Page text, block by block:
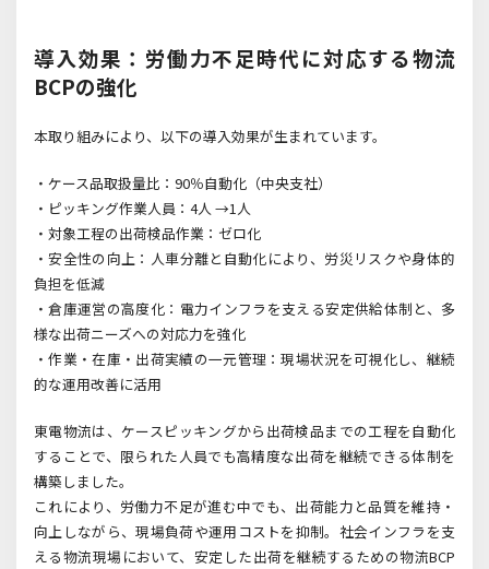
導入効果：労働力不足時代に対応する物流
BCPの強化
本取り組みにより、以下の導入効果が生まれています。
・ケース品取扱量比：90％自動化（中央支社）
・ピッキング作業人員：4人 →1人
・対象工程の出荷検品作業：ゼロ化
・安全性の向上：人車分離と自動化により、労災リスクや身体的
負担を低減
・倉庫運営の高度化：電力インフラを支える安定供給体制と、多
様な出荷ニーズへの対応力を強化
・作業・在庫・出荷実績の一元管理：現場状況を可視化し、継続
的な運用改善に活用
東電物流は、ケースピッキングから出荷検品までの工程を自動化
することで、限られた人員でも高精度な出荷を継続できる体制を
構築しました。
これにより、労働力不足が進む中でも、出荷能力と品質を維持・
向上しながら、現場負荷や運用コストを抑制。社会インフラを支
える物流現場において、安定した出荷を継続するための物流BCP